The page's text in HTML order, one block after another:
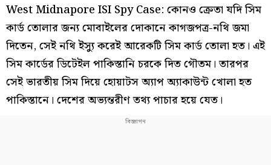
West Midnapore ISI Spy Case: কোনও ক্রেতা যদি সিম
কার্ড তোলার জন্য মোবাইলের দোকানে কাগজপত্র-নথি জমা
দিতেন, সেই নথি ইস্যু করেই আরেকটি সিম কার্ড তোলা হত। এই
সিম কার্ডের ডিটেইল পাকিস্তানি চরকে দিত গৌতম। তারপর
সেই ভারতীয় সিম দিয়ে হোয়াটস অ্যাপ অ্যাকাউন্ট খোলা হত
পাকিস্তানে। দেশের অভ্যন্তরীণ তথ্য পাচার হয়ে যেত।